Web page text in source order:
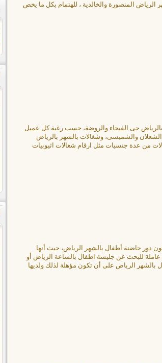
المنصورة والخالدية ، للهتمام بكل ما يخص
حى الفيحاء والروضة، حسب رغبة كل عميل
والشميسى، وشغالات بالشهر بالرياض
من عدة جنسيات مثل ارقام شغالات اثيوبيات
دور حاضنة أطفال بالشهر الرياض، حيث أنها
عاملة للبحث عن جليسة اطفال بالساعة الرياض أو
بالشهر الرياض على أن تكون مؤهلة لذلك ولديها